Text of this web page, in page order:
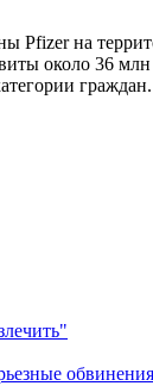
Pfizer на
около 36
граждан.